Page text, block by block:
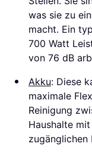
was sie zu
macht. Ein
700 Watt
von 76 dB
Akku: Diese
maximale
Reinigung
Haushalte
zugänglichen